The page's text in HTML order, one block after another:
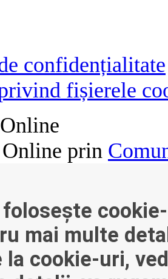
confidențialitate
fișierele
prin
mai multe
la cookie-uri,